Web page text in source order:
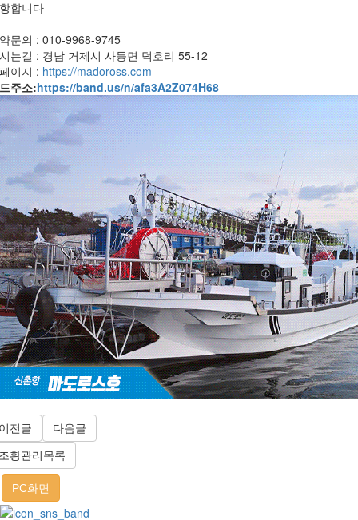
합니다
문의 : 010-9968-9745
는길 : 경남 거제시 사등면 덕호리 55-12
이지 : https://madoross.com
주소:https://band.us/n/afa3A2Z074H68
전글 다음글
황관리목록
PC화면